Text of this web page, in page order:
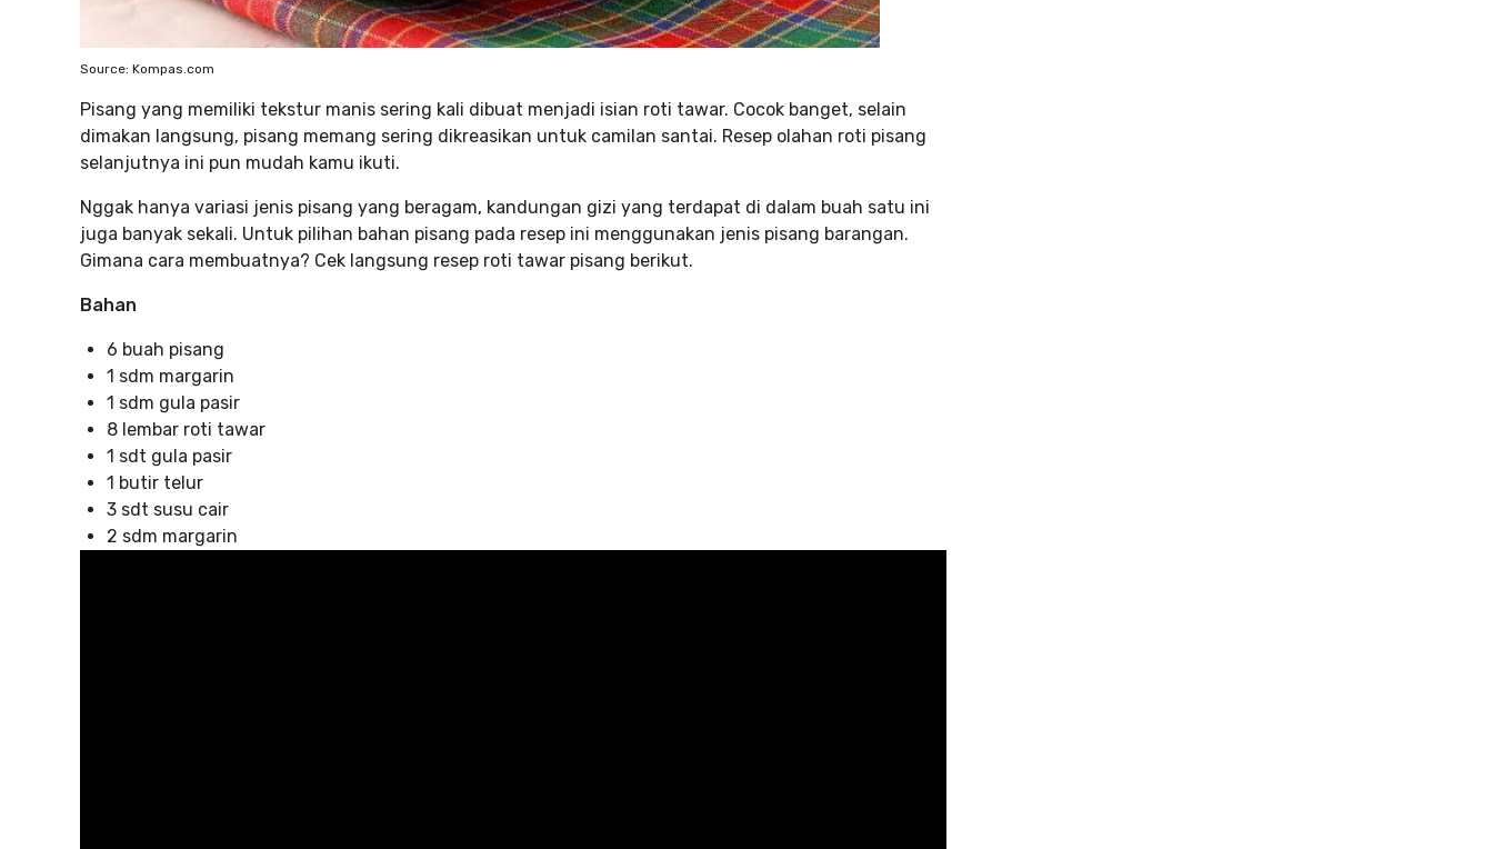
Source: Kompas.com
Pisang yang memiliki tekstur manis sering kali dibuat menjadi isian roti tawar. Cocok banget, selain
dimakan langsung, pisang memang sering dikreasikan untuk camilan santai. Resep olahan roti pisang
selanjutnya ini pun mudah kamu ikuti.
Nggak hanya variasi jenis pisang yang beragam, kandungan gizi yang terdapat di dalam buah satu ini
juga banyak sekali. Untuk pilihan bahan pisang pada resep ini menggunakan jenis pisang barangan.
Gimana cara membuatnya? Cek langsung resep roti tawar pisang berikut.
Bahan
6 buah pisang
1 sdm margarin
1 sdm gula pasir
8 lembar roti tawar
1 sdt gula pasir
1 butir telur
3 sdt susu cair
2 sdm margarin